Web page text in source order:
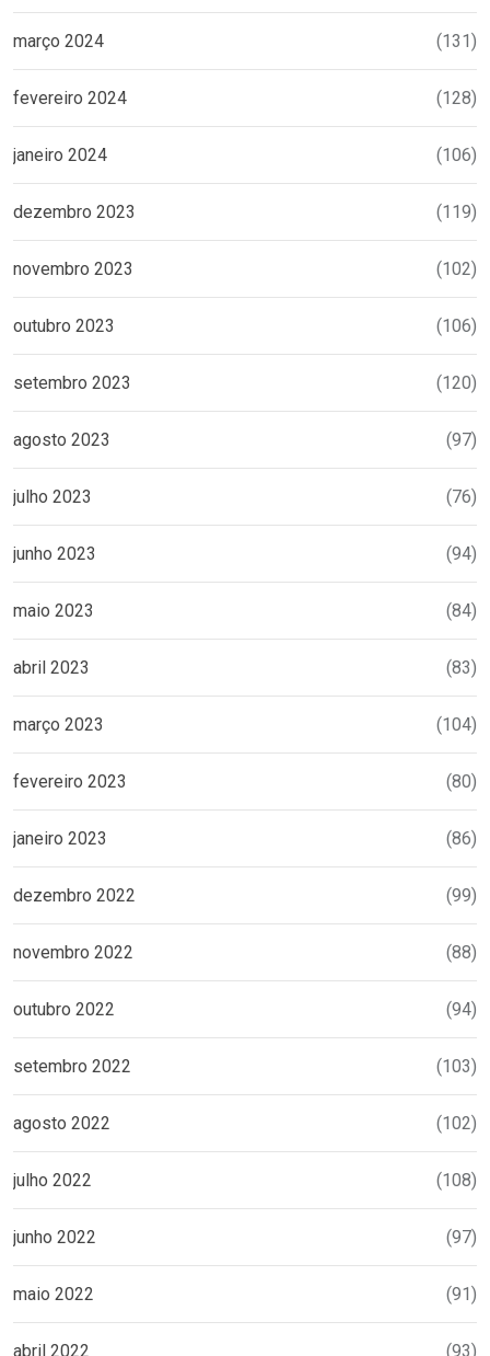
março 2024 (131)
fevereiro 2024 (128)
janeiro 2024 (106)
dezembro 2023 (119)
novembro 2023 (102)
outubro 2023 (106)
setembro 2023 (120)
agosto 2023 (97)
julho 2023 (76)
junho 2023 (94)
maio 2023 (84)
abril 2023 (83)
março 2023 (104)
fevereiro 2023 (80)
janeiro 2023 (86)
dezembro 2022 (99)
novembro 2022 (88)
outubro 2022 (94)
setembro 2022 (103)
agosto 2022 (102)
julho 2022 (108)
junho 2022 (97)
maio 2022 (91)
abril 2022 (93)